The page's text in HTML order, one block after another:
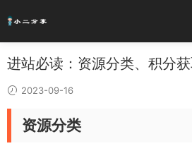
进站必读：资源分类、积分
2023-09-16
资源分类